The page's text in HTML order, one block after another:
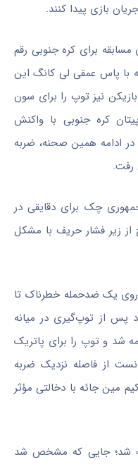
بازی پیدا کنند.
مسابقه برای کره جنوبی رقم
با پاس عمقی لی کانگ این
نیز توپ را برای سون
کره جنوبی با واکنش
ادامه همین صحنه، ضربه
رفت.
چک برای دقایقی در
زیر فشار حریف با مشکل
جمهوری چک روی یک ضدحمله خطرناک تا
پس از توپ‌گیری در میانه
شد و توپ را برای پاتریک
از فاصله نزدیک ضربه
مین جائه با دخالتی مؤثر
متوقف شد؛ جایی که مشخص شد